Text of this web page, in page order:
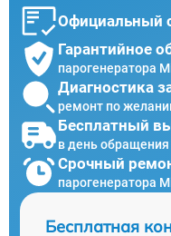
Официальный
Гарантийное
парогенератора
Диагностика
ремонт по
Бесплатный
в день обращения
Срочный
парогенератора
Бесплатная